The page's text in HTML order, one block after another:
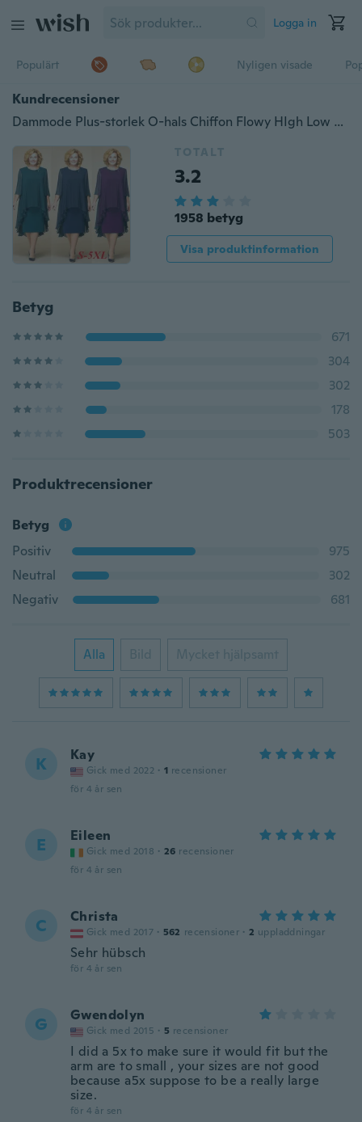
Logga in
Populärt Nyligen visade
Kundrecensioner
Dammode Plus-storlek O-hals Chiffon Flowy HIgh Low Dress NI0176
TOTALT
3.2
1958 betyg
Visa produktinformation
Betyg
671
304
302
178
503
Produktrecensioner
Betyg
Positiv
975
Neutral
302
Negativ
681
Alla Bild Mycket hjälpsamt
K Kay
Gick med 2022 · 1 recensioner
för 4 år sen
E Eileen
Gick med 2018 · 26 recensioner
för 4 år sen
C Christa
Gick med 2017 · 562 recensioner · 2 uppladdningar
Sehr hübsch
för 4 år sen
G Gwendolyn
Gick med 2015 · 5 recensioner
I did a 5x to make sure it would fit but the
arm are to small , your sizes are not good
because a5x suppose to be a really large
size.
för 4 år sen